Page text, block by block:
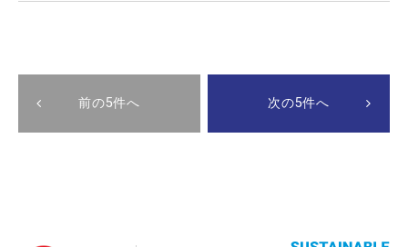
前の5件へ 次の5件へ